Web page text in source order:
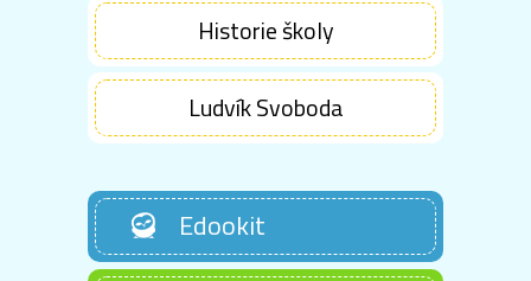
Historie školy
Ludvík Svoboda
Edookit